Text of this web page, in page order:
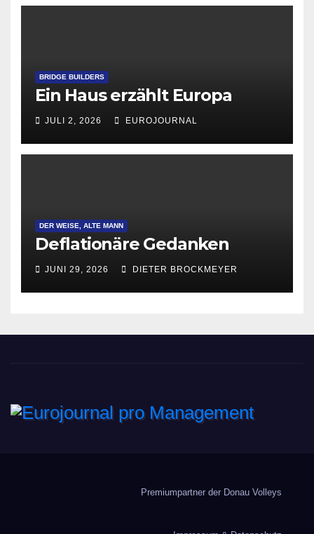
BRIDGE BUILDERS
Ein Haus erzählt Europa
JULI 2, 2026 EUROJOURNAL
DER WEISE, ALTE MANN
Deflationäre Gedanken
JUNI 29, 2026 DIETER BROCKMEYER
Premiumpartner der Donau Volleys